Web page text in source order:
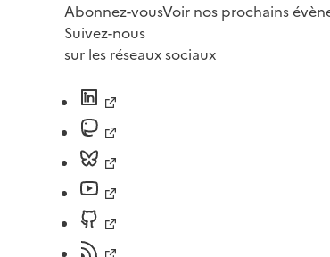
Abonnez-vousVoir nos prochains
Suivez-nous
sur les réseaux sociaux